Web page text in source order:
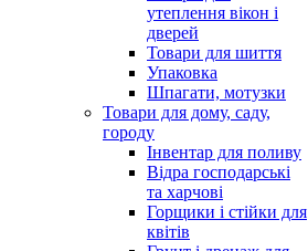
утеплення вікон і
дверей
Товари для шиття
Упаковка
Шпагати, мотузки
Товари для дому, саду,
городу
Інвентар для поливу
Відра господарські
та харчові
Горщики і стійки для
квітів